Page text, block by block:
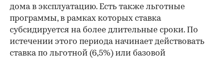
дома в эксплуатацию. Есть также льготные
программы, в рамках которых ставка
субсидируется на более длительные сроки. По
истечении этого периода начинает действовать
ставка по льготной (6,5%) или базовой